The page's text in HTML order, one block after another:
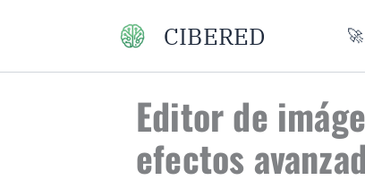
contenido
CIBERED
Editor de
efectos